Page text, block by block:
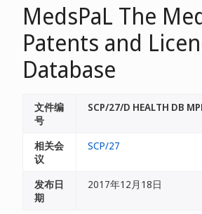
MedsPaL The
Patents and
Database
文件编
号
SCP/27/D HEALTH DB
相关会
议
SCP/27
发布日
期
2017年12月18日